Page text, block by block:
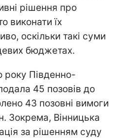
рішення про
виконати їх
оскільки такі суми
бюджетах.
року Південно-
45 позовів до
43 позовні вимоги
Зокрема, Вінницька
за рішенням суду